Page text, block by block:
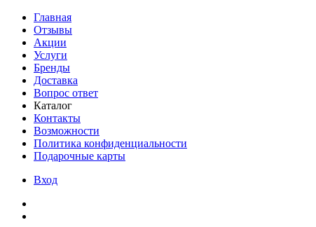
Главная
Отзывы
Акции
Услуги
Бренды
Доставка
Вопрос ответ
Каталог
Контакты
Возможности
Политика конфиденциальности
Подарочные карты
Вход